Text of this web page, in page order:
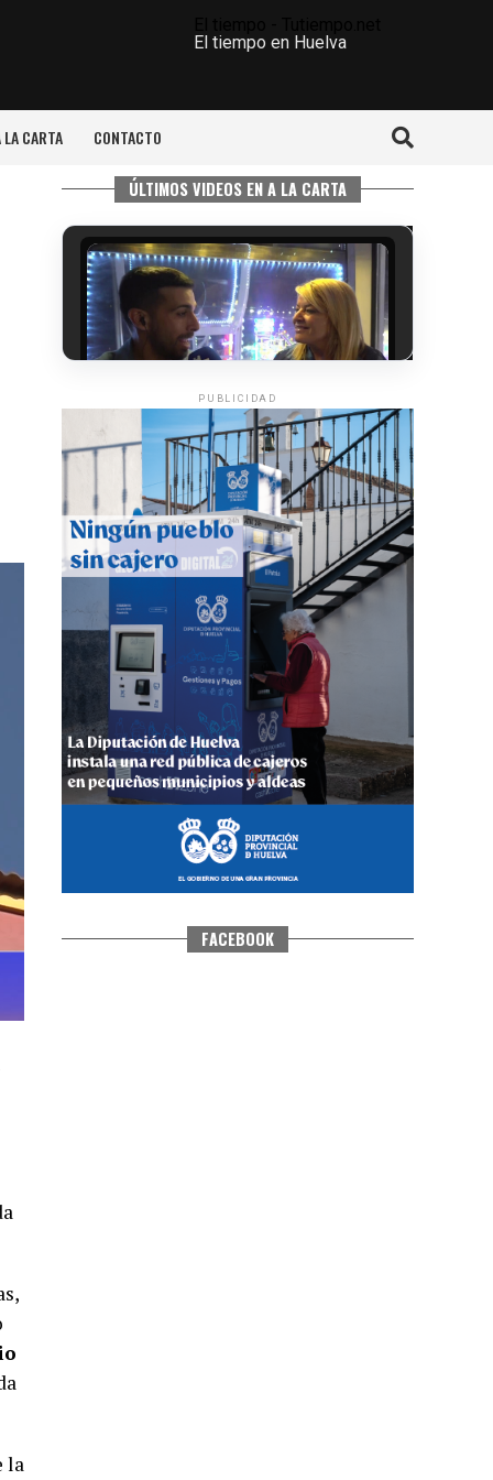
El tiempo en Huelva
LA CARTA CONTACTO
la
ÚLTIMOS VIDEOS EN A LA CARTA
5º DÍA DE LAS FIESTAS COLOMBINAS
2026
·Huelvatv
CUARTA CORRIDA DE LAS FIESTAS
COLOMBINAS 2026
hace 6 días· Huelvatv
PUBLICIDAD
FACEBOOK